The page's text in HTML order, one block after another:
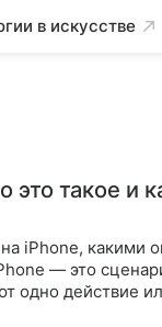
в искусстве
такое и
iPhone, какими
— это
одно действие